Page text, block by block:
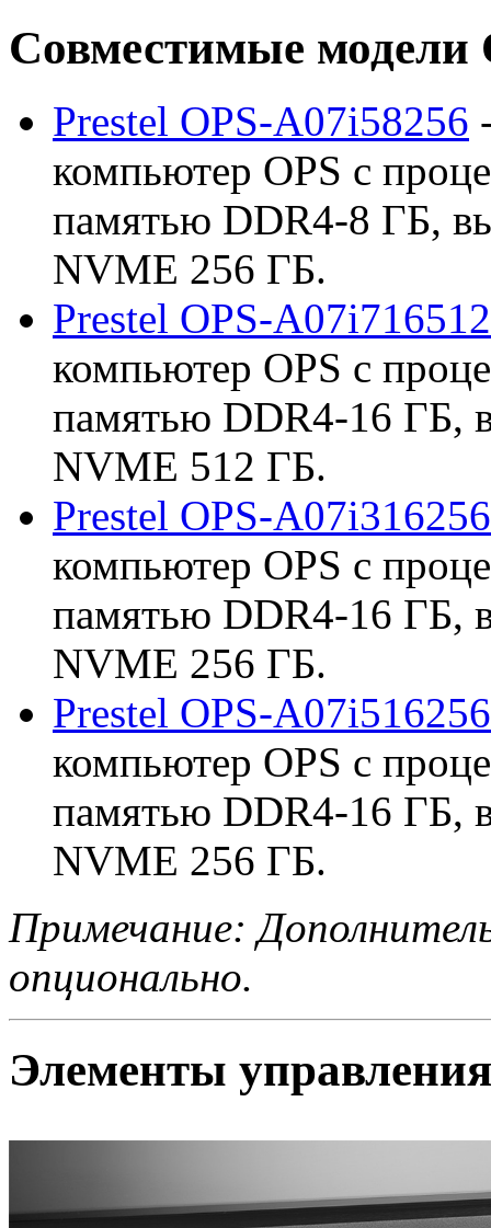
Совместимые модели
Prestel OPS-A07i58256
компьютер OPS с
памятью DDR4-8 ГБ,
NVME 256 ГБ.
Prestel OPS-A07i716512
компьютер OPS с
памятью DDR4-16 ГБ,
NVME 512 ГБ.
Prestel OPS-A07i316256
компьютер OPS с
памятью DDR4-16 ГБ,
NVME 256 ГБ.
Prestel OPS-A07i516256
компьютер OPS с
памятью DDR4-16 ГБ,
NVME 256 ГБ.
Примечание:
опционально.
Элементы